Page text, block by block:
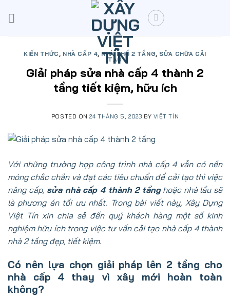
KIẾN THỨC , NHÀ CẤP 4, NHÀ PHỐ 2 TẦNG, SỬA CHỮA CẢI
TẠO
Giải pháp sửa nhà cấp 4 thành 2
tầng tiết kiệm, hữu ích
POSTED ON24 THÁNG 5, 2023 BY VIỆT TÍN
Với những trường hợp công trình nhà cấp 4 vẫn có nền
móng chắc chắn và đạt các tiêu chuẩn để cải tạo thì việc
nâng cấp,sửa nhà cấp 4 thành 2 tầnghoặc nhà lầu sẽ
là phương án tối ưu nhất. Trong bài viết này, Xây Dựng
Việt Tínxin chia sẻ đến quý khách hàng một số kinh
nghiệm hữu ích trong việc tư vấn cải tạo nhà cấp 4 thành
nhà 2 tầng đẹp, tiết kiệm.
Có nên lựa chọn giải pháp lên 2 tầng cho
nhà cấp 4 thay vì xây mới hoàn toàn
không?